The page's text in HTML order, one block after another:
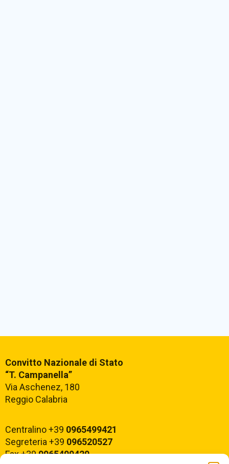
Convitto Nazionale di Stato
“T. Campanella”
Via Aschenez, 180
Reggio Calabria
Centralino +39 0965499421
Segreteria +39 096520527
Fax +390965499420